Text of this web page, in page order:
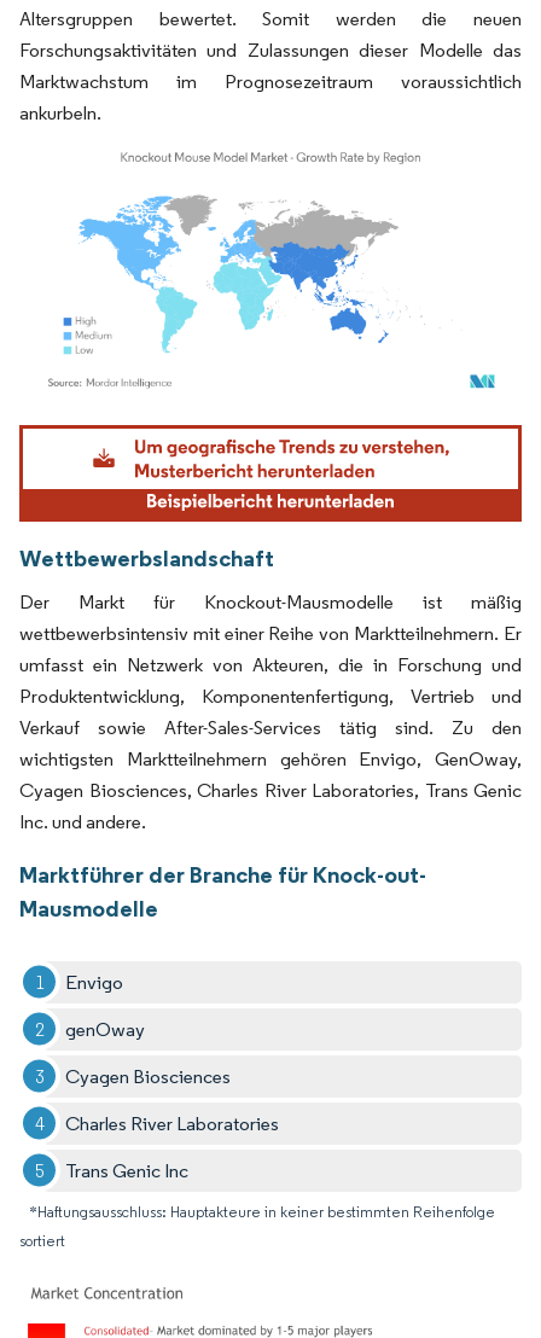
Altersgruppen bewertet. Somit werden die neuen
Forschungsaktivitäten und Zulassungen dieser Modelle das
Marktwachstum im Prognosezeitraum voraussichtlich
ankurbeln.
Bild © Mordor Intelligence. Wiederverwendung erfordert Namensnennung gemäß
Wettbewerbslandschaft
Der Markt für Knockout-Mausmodelle ist mäßig
wettbewerbsintensiv mit einer Reihe von Marktteilnehmern. Er
umfasst ein Netzwerk von Akteuren, die in Forschung und
Produktentwicklung, Komponentenfertigung, Vertrieb und
Verkauf sowie After-Sales-Services tätig sind. Zu den
wichtigsten Marktteilnehmern gehören Envigo, GenOway,
Cyagen Biosciences, Charles River Laboratories, Trans Genic
Inc. und andere.
Marktführer der Branche für Knock-out-
Mausmodelle
Envigo
genOway
Cyagen Biosciences
Charles River Laboratories
Trans Genic Inc
*Haftungsausschluss: Hauptakteure in keiner bestimmten Reihenfolge
sortiert